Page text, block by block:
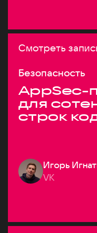
Смотреть
Безопасность
AppSec-
для
строк
Игорь
VK